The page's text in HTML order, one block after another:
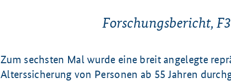
Forschungsbericht,
Zum sechsten Mal wurde eine breit angelegte
Alterssicherung von Personen ab 55 Jahren